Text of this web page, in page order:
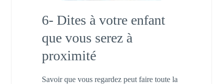
6- Dites à votre enfant
que vous serez à
proximité
Savoir que vous regardez peut faire toute la